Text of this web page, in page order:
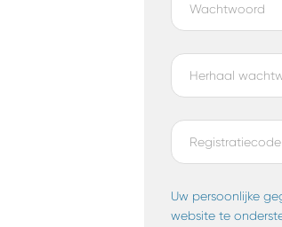
Uw persoonlijke
website te